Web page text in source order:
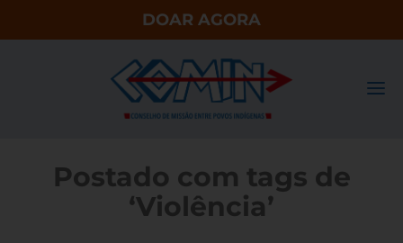
DOAR AGORA
Postado com tags de
‘Violência’